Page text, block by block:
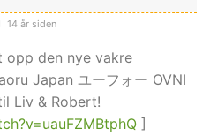
14 år siden
opp den nye vakre
Japan ユーフォー OVNI
Liv & Robert!
]